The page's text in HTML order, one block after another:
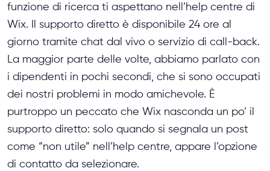
funzione di ricerca ti aspettano nell’help centre di
Wix. Il supporto diretto è disponibile 24 ore al
giorno tramite chat dal vivo o servizio di call-back.
La maggior parte delle volte, abbiamo parlato con
i dipendenti in pochi secondi, che si sono occupati
dei nostri problemi in modo amichevole. È
purtroppo un peccato che Wix nasconda un po’ il
supporto diretto: solo quando si segnala un post
come “non utile” nell’help centre, appare l’opzione
di contatto da selezionare.